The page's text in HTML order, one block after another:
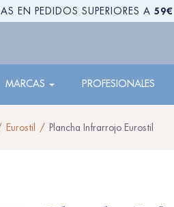
EN PEDIDOS SUPERIORES A 59€
MARCAS PROFESIONALES
Eurostil Plancha Infrarrojo Eurostil